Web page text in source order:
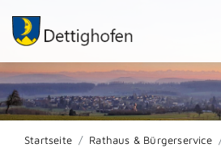
Startseite Rathaus & Bürgerservice